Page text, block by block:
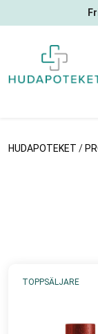
HUDAPOTEKET /
TOPPSÄLJARE